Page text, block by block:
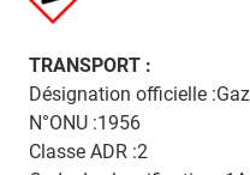
TRANSPORT :
Désignation officielle
N°ONU :1956
Classe ADR :2